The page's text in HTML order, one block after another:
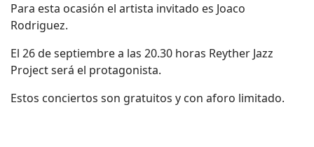
Para esta ocasión el artista invitado es Joaco
Rodriguez.
El 26 de septiembre a las 20.30 horas Reyther Jazz
Project será el protagonista.
Estos conciertos son gratuitos y con aforo limitado.